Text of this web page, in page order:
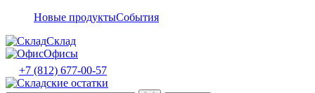
Новые продуктыСобытия
Склад
Офисы
+7 (812) 677-00-57